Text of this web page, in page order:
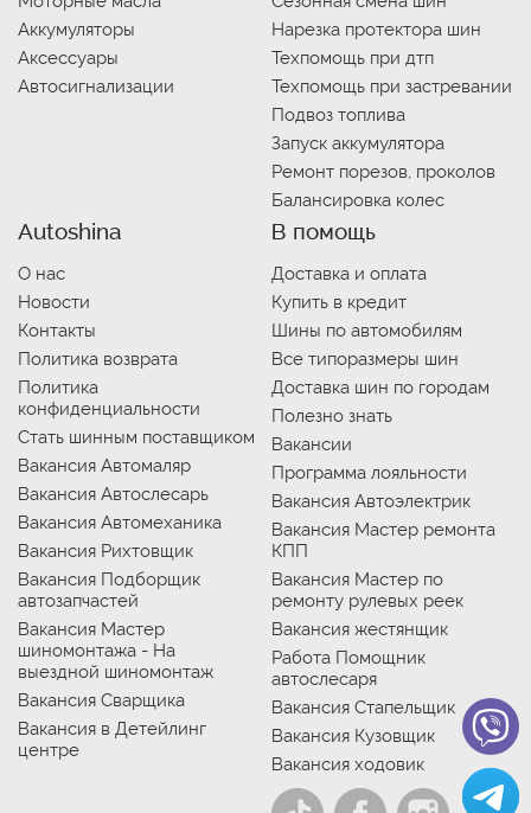
Аккумуляторы
Аксессуары
Автосигнализации
Нарезка протектора шин
Техпомощь при дтп
Техпомощь при застревании
Подвоз топлива
Запуск аккумулятора
Ремонт порезов, проколов
Балансировка колес
Autoshina
О нас
Новости
Контакты
Политика возврата
Политика
конфиденциальности
Стать шинным поставщиком
Вакансия Автомаляр
Вакансия Автослесарь
Вакансия Автомеханика
Вакансия Рихтовщик
Вакансия Подборщик
автозапчастей
Вакансия Мастер
шиномонтажа - На
выездной шиномонтаж
Вакансия Сварщика
Вакансия в Детейлинг
центре
В помощь
Доставка и оплата
Купить в кредит
Шины по автомобилям
Все типоразмеры шин
Доставка шин по городам
Полезно знать
Вакансии
Программа лояльности
Вакансия Автоэлектрик
Вакансия Мастер ремонта
КПП
Вакансия Мастер по
ремонту рулевых реек
Вакансия жестянщик
Работа Помощник
автослесаря
Вакансия Стапельщик
Вакансия Кузовщик
Вакансия ходовик